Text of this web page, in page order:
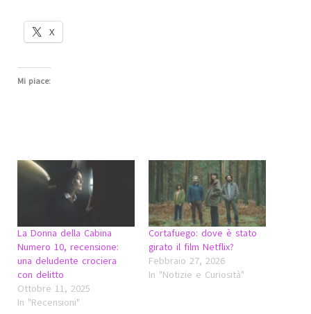
X
Mi piace:
La Donna della Cabina
Numero 10, recensione:
una deludente crociera
con delitto
Ottobre 11, 2025
In "Recensioni"
Cortafuego: dove è stato
girato il film Netflix?
Febbraio 27, 2026
In "Notizie e Curiosità"